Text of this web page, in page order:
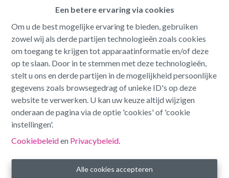
Een betere ervaring via cookies
Om u de best mogelijke ervaring te bieden, gebruiken
zowel wij als derde partijen technologieën zoals cookies
om toegang te krijgen tot apparaatinformatie en/of deze
op te slaan. Door in te stemmen met deze technologieën,
stelt u ons en derde partijen in de mogelijkheid persoonlijke
gegevens zoals browsegedrag of unieke ID's op deze
website te verwerken. U kan uw keuze altijd wijzigen
onderaan de pagina via de optie 'cookies' of 'cookie
instellingen'.
Cookiebeleiden Privacybeleid.
Alle cookies accepteren
website te vergemakkelijken en aangenamer te maken voor
de bezoeker en die er voor zorgen dat de bezoeker een meer
gepersonaliseerde surfervaring krijgt.
Het gaat om cookies die uw land- en taalvoorkeur en uw
klantsegment onthouden. Het gaat eveneens om een cookie
die de stand van uw winkelkar tijdens een bestelling
onthoudt, evenals de cookie die bijhoudt of u reeds gevraagd
werd om deel te nemen aan een enquête zodat we u niet
telkens opnieuw dezelfde enquête voorleggen.
2. PERFORMANTIE / ANALYTISCHE COOKIES